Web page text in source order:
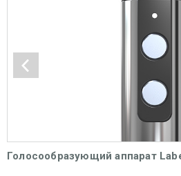
Голосообразующий аппарат